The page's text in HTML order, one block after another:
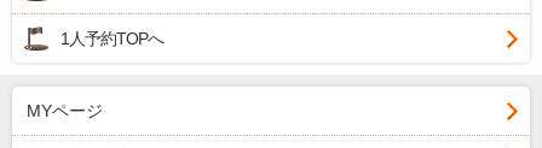
1人予約TOPへ
MYページ